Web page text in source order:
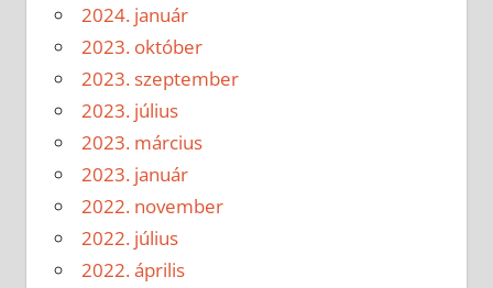
2024. január
2023. október
2023. szeptember
2023. július
2023. március
2023. január
2022. november
2022. július
2022. április